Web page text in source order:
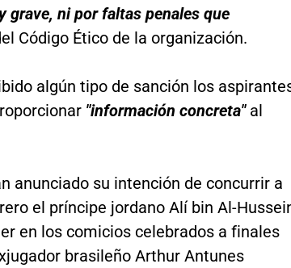
grave, ni por faltas penales que
Código Ético de la organización.
algún tipo de sanción los
"información concreta"al
anunciado su intención de concurrir a
el príncipe jordano Alí bin Al-
en los comicios celebrados a finales
brasileño Arthur Antunes